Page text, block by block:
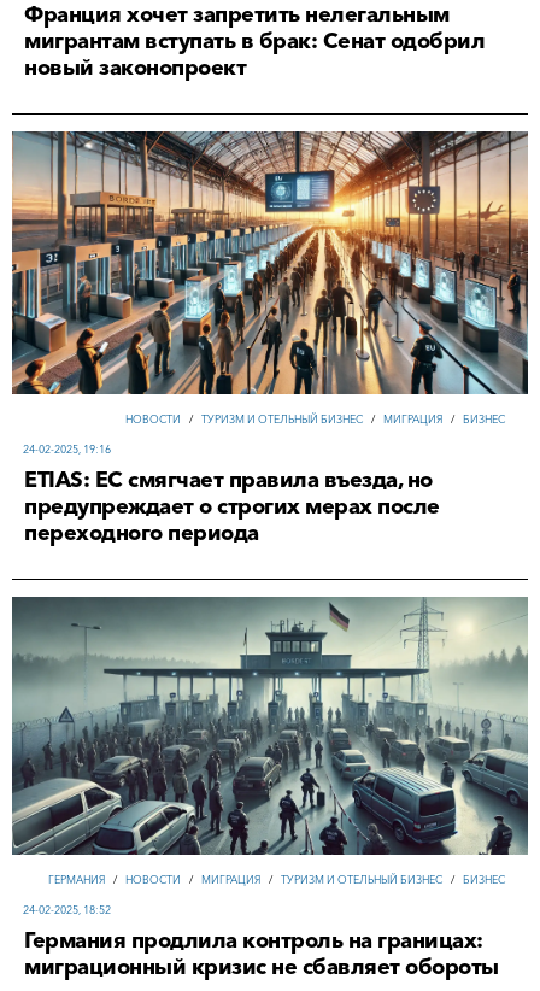
Франция хочет запретить нелегальным
мигрантам вступать в брак: Сенат одобрил
новый законопроект
НОВОСТИ / ТУРИЗМ И ОТЕЛЬНЫЙ БИЗНЕС / МИГРАЦИЯ / БИЗНЕС
24-02-2025, 19:16
ETIAS: ЕС смягчает правила въезда, но
предупреждает о строгих мерах после
переходного периода
ГЕРМАНИЯ / НОВОСТИ / МИГРАЦИЯ / ТУРИЗМ И ОТЕЛЬНЫЙ БИЗНЕС / БИЗНЕС
24-02-2025, 18:52
Германия продлила контроль на границах:
миграционный кризис не сбавляет обороты